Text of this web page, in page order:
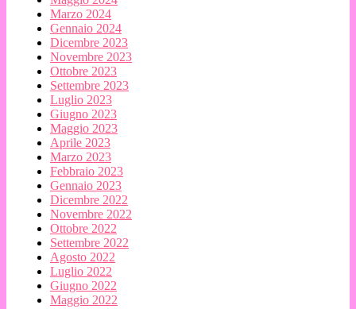
Marzo 2024
Gennaio 2024
Dicembre 2023
Novembre 2023
Ottobre 2023
Settembre 2023
Luglio 2023
Giugno 2023
Maggio 2023
Aprile 2023
Marzo 2023
Febbraio 2023
Gennaio 2023
Dicembre 2022
Novembre 2022
Ottobre 2022
Settembre 2022
Agosto 2022
Luglio 2022
Giugno 2022
Maggio 2022